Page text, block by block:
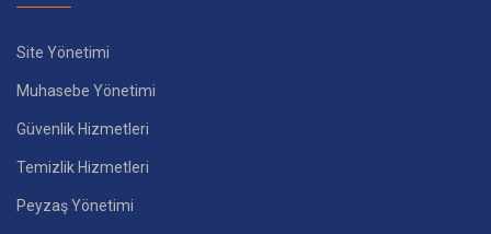
Site Yönetimi
Muhasebe Yönetimi
Güvenlik Hizmetleri
Temizlik Hizmetleri
Peyzaş Yönetimi